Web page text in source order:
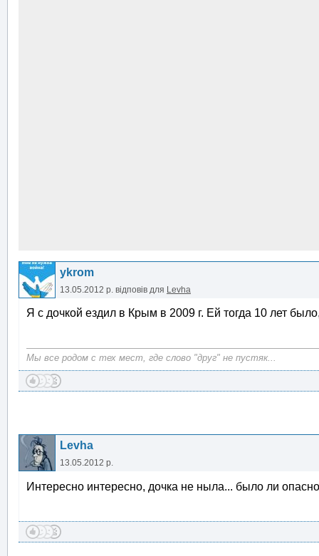
ykrom
13.05.2012 р. відповів для Levha
Я с дочкой ездил в Крым в 2009 г. Ей тогда 10 лет
Мы все родом с тех мест, где слово "друг" не пустяк...
Levha
13.05.2012 р.
Интересно интересно, дочка не ныла... было ли